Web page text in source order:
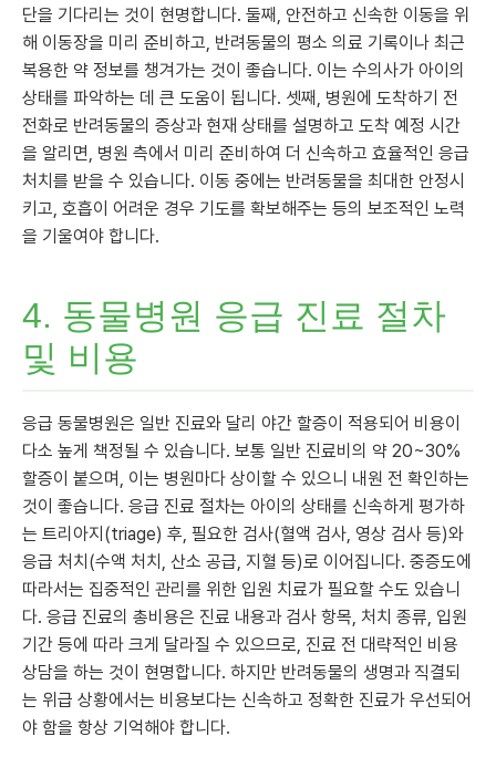
단을 기다리는 것이 현명합니다. 둘째, 안전하고 신속한 이동을 위
해 이동장을 미리 준비하고, 반려동물의 평소 의료 기록이나 최근
복용한 약 정보를 챙겨가는 것이 좋습니다. 이는 수의사가 아이의
상태를 파악하는 데 큰 도움이 됩니다. 셋째, 병원에 도착하기 전
전화로 반려동물의 증상과 현재 상태를 설명하고 도착 예정 시간
을 알리면, 병원 측에서 미리 준비하여 더 신속하고 효율적인 응급
처치를 받을 수 있습니다. 이동 중에는 반려동물을 최대한 안정시
키고, 호흡이 어려운 경우 기도를 확보해주는 등의 보조적인 노력
을 기울여야 합니다.
4. 동물병원 응급 진료 절차
및 비용
응급 동물병원은 일반 진료와 달리 야간 할증이 적용되어 비용이
다소 높게 책정될 수 있습니다. 보통 일반 진료비의 약 20~30%
할증이 붙으며, 이는 병원마다 상이할 수 있으니 내원 전 확인하는
것이 좋습니다. 응급 진료 절차는 아이의 상태를 신속하게 평가하
는 트리아지(triage) 후, 필요한 검사(혈액 검사, 영상 검사 등)와
응급 처치(수액 처치, 산소 공급, 지혈 등)로 이어집니다. 중증도에
따라서는 집중적인 관리를 위한 입원 치료가 필요할 수도 있습니
다. 응급 진료의 총비용은 진료 내용과 검사 항목, 처치 종류, 입원
기간 등에 따라 크게 달라질 수 있으므로, 진료 전 대략적인 비용
상담을 하는 것이 현명합니다. 하지만 반려동물의 생명과 직결되
는 위급 상황에서는 비용보다는 신속하고 정확한 진료가 우선되어
야 함을 항상 기억해야 합니다.